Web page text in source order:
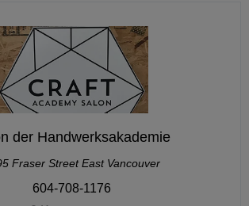
der Handwerksakademie
Fraser Street East Vancouver
604-708-1176